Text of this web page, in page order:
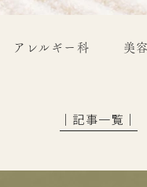
アレルギー科 美
│記事一覧│